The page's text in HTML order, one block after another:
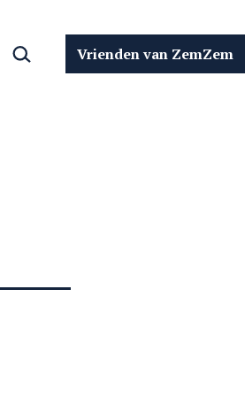
Zoeken… Vrienden van ZemZem